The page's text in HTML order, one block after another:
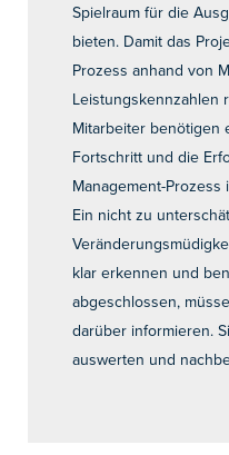
Spielraum für die
bieten. Damit das
Prozess anhand von
Leistungskennzahlen
Mitarbeiter benötigen
Fortschritt und die
Management-
Ein nicht zu
klar erkennen und
abgeschlossen,
darüber informieren.
auswerten und